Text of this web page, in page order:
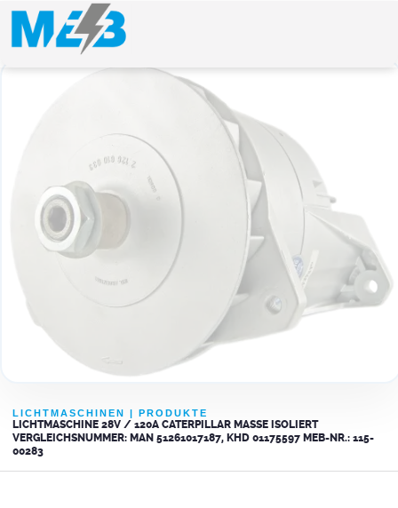
LICHTMASCHINEN PRODUKTE
LICHTMASCHINE 28V / 120A CATERPILLAR MASSE ISOLIERT
VERGLEICHSNUMMER: MAN 51261017187, KHD 01175597 MEB-NR.: 115-
00283